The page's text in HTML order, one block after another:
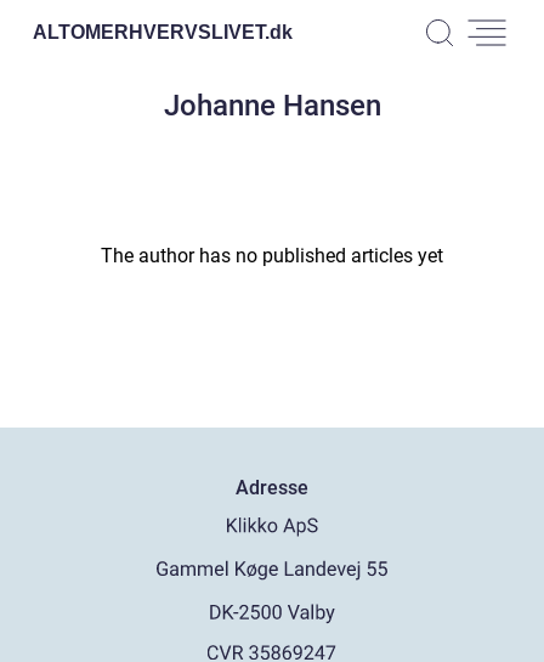
ALTOMERHVERVSLIVET.dk
Johanne Hansen
The author has no published articles yet
Adresse